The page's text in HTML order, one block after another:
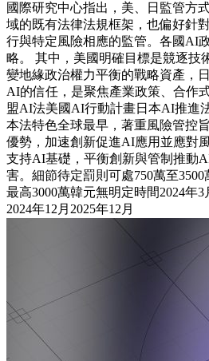
國際研究中心指出，美、日監管方
域的既有法律法規框架，也偏好針
行與特定風險相應的監管。各國AI
略。 其中，美國明確目標是競逐技
變地緣政治權力平衡的戰略資產，
AI的信任，是聚焦產業政策、合作
盟AI法美國AI行動計畫日本AI推進
本法特色全球最早，著重風險管控
優勢，加速創新促進AI應用並應對
支持AI基礎，平衡創新與管制推動
害。細節待定罰則可處750萬至
最高3000萬韓元無明定時間2024年3
2024年12月2025年12月